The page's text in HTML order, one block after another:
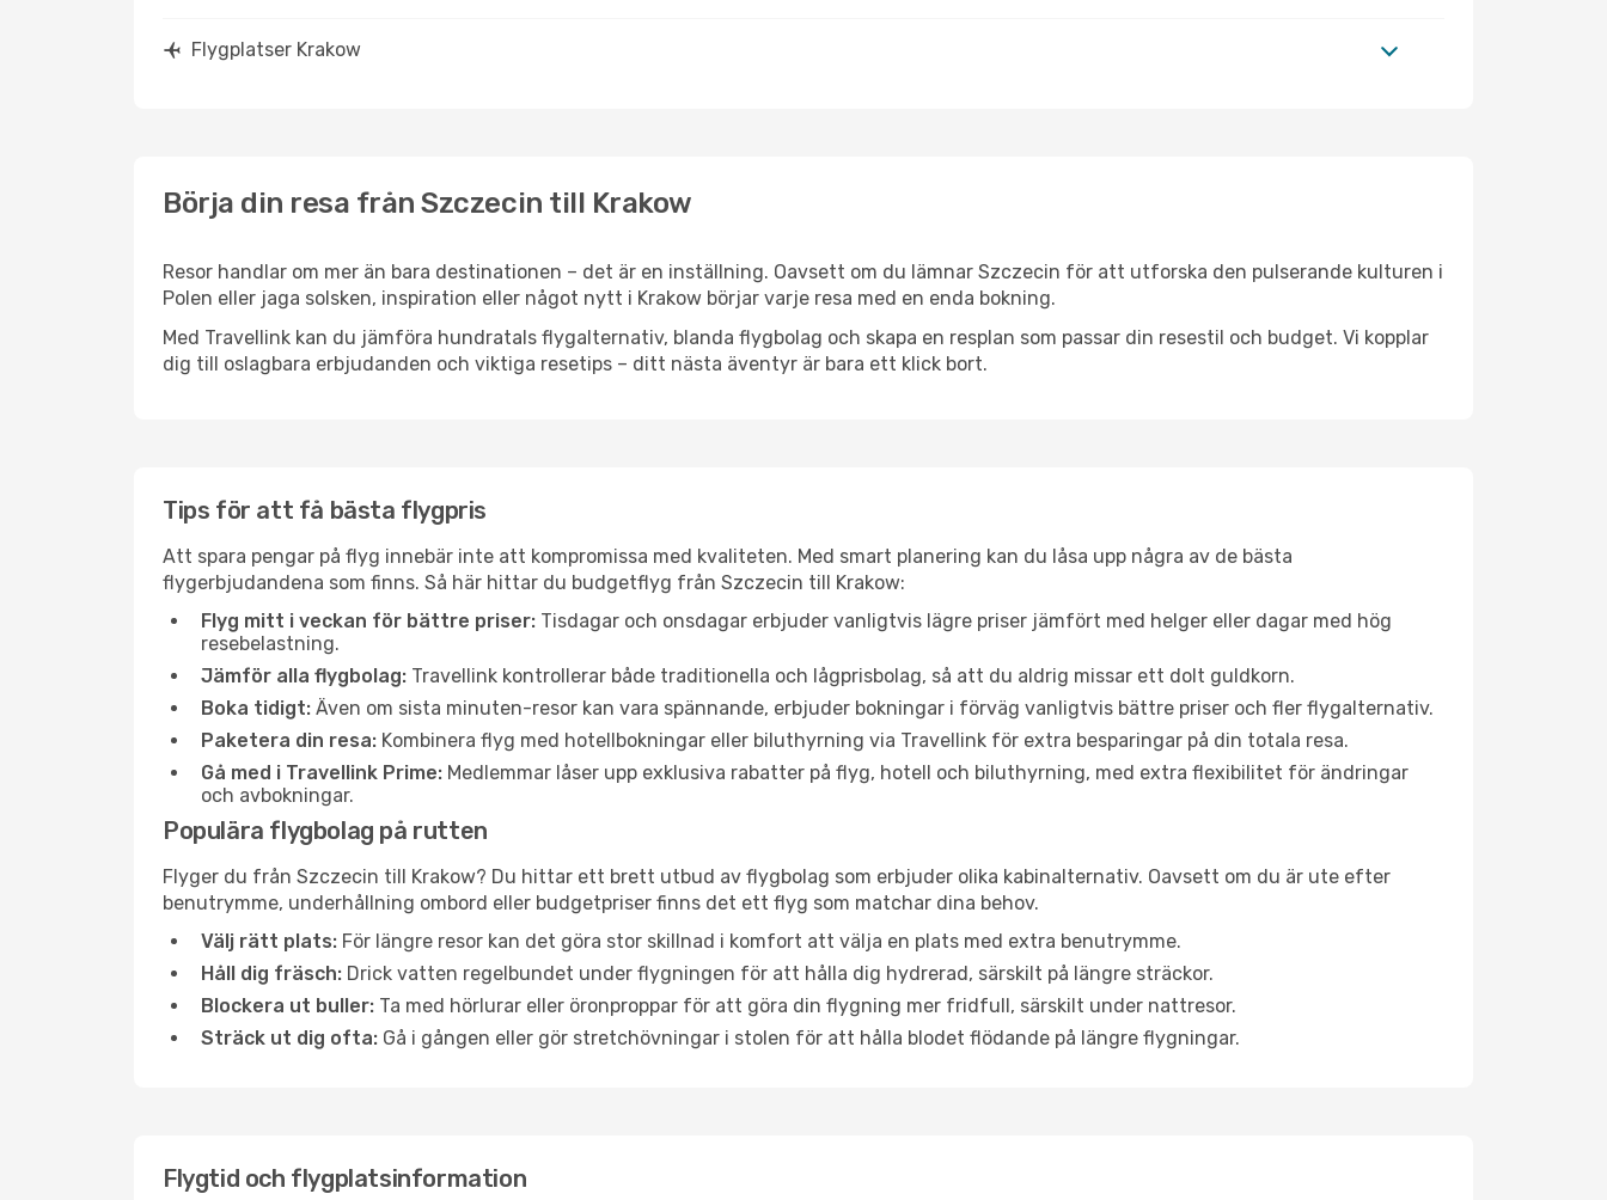
Flygplatser Krakow
Börja din resa från Szczecin till Krakow
Resor handlar om mer än bara destinationen – det är en inställning. Oavsett om du lämnar Szczecin för att utforska den pulserande kulturen i
Polen eller jaga solsken, inspiration eller något nytt i Krakow börjar varje resa med en enda bokning.
Med Travellink kan du jämföra hundratals flygalternativ, blanda flygbolag och skapa en resplan som passar din resestil och budget. Vi kopplar
dig till oslagbara erbjudanden och viktiga resetips – ditt nästa äventyr är bara ett klick bort.
Tips för att få bästa flygpris
Att spara pengar på flyg innebär inte att kompromissa med kvaliteten. Med smart planering kan du låsa upp några av de bästa
flygerbjudandena som finns. Så här hittar du budgetflyg från Szczecin till Krakow:
Flyg mitt i veckan för bättre priser: Tisdagar och onsdagar erbjuder vanligtvis lägre priser jämfört med helger eller dagar med hög
resebelastning.
Jämför alla flygbolag: Travellink kontrollerar både traditionella och lågprisbolag, så att du aldrig missar ett dolt guldkorn.
Boka tidigt: Även om sista minuten-resor kan vara spännande, erbjuder bokningar i förväg vanligtvis bättre priser och fler flygalternativ.
Paketera din resa: Kombinera flyg med hotellbokningar eller biluthyrning via Travellink för extra besparingar på din totala resa.
Gå med i Travellink Prime: Medlemmar låser upp exklusiva rabatter på flyg, hotell och biluthyrning, med extra flexibilitet för ändringar
och avbokningar.
Populära flygbolag på rutten
Flyger du från Szczecin till Krakow? Du hittar ett brett utbud av flygbolag som erbjuder olika kabinalternativ. Oavsett om du är ute efter
benutrymme, underhållning ombord eller budgetpriser finns det ett flyg som matchar dina behov.
Välj rätt plats: För längre resor kan det göra stor skillnad i komfort att välja en plats med extra benutrymme.
Håll dig fräsch: Drick vatten regelbundet under flygningen för att hålla dig hydrerad, särskilt på längre sträckor.
Blockera ut buller: Ta med hörlurar eller öronproppar för att göra din flygning mer fridfull, särskilt under nattresor.
Sträck ut dig ofta: Gå i gången eller gör stretchövningar i stolen för att hålla blodet flödande på längre flygningar.
Flygtid och flygplatsinformation